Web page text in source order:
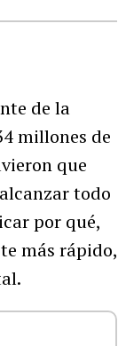
de la
millones de
que
todo
por qué,
más rápido,